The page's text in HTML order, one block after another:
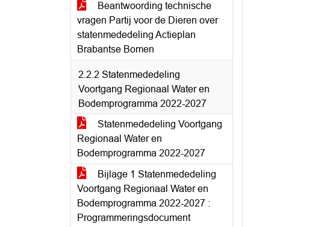
Beantwoording technische
vragen Partij voor de Dieren over
statenmededeling Actieplan
Brabantse Bomen
2.2.2 Statenmededeling
Voortgang Regionaal Water en
Bodemprogramma 2022-2027
Statenmededeling Voortgang
Regionaal Water en
Bodemprogramma 2022-2027
Bijlage 1 Statenmededeling
Voortgang Regionaal Water en
Bodemprogramma 2022-2027 :
Programmeringsdocument